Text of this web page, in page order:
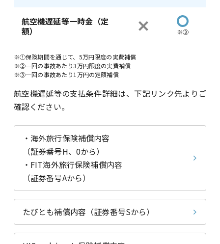
航空機遅延等一時金（定
額）
※③
※①保険期間を通じて、5万円限度の実費補償
※②一回の事故あたり3万円限度の実費補償
※③一回の事故あたり1万円の定額補償
航空機遅延等の支払条件詳細は、下記リンク先よりご
確認ください。
・海外旅行保険補償内容
（証券番号H、0から）
・FIT海外旅行保険補償内容
（証券番号Aから）
たびとも補償内容 （証券番号Sから）